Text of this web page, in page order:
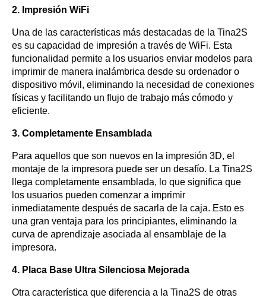
2. Impresión WiFi
Una de las características más destacadas de la Tina2S
es su capacidad de impresión a través de WiFi. Esta
funcionalidad permite a los usuarios enviar modelos para
imprimir de manera inalámbrica desde su ordenador o
dispositivo móvil, eliminando la necesidad de conexiones
físicas y facilitando un flujo de trabajo más cómodo y
eficiente.
3. Completamente Ensamblada
Para aquellos que son nuevos en la impresión 3D, el
montaje de la impresora puede ser un desafío. La Tina2S
llega completamente ensamblada, lo que significa que
los usuarios pueden comenzar a imprimir
inmediatamente después de sacarla de la caja. Esto es
una gran ventaja para los principiantes, eliminando la
curva de aprendizaje asociada al ensamblaje de la
impresora.
4. Placa Base Ultra Silenciosa Mejorada
Otra característica que diferencia a la Tina2S de otras